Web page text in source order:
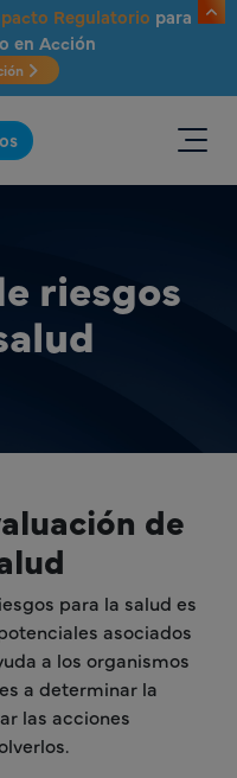
Regulatorio para
en Acción
riesgos
de
para la salud es
asociados
a los organismos
a determinar la
las acciones